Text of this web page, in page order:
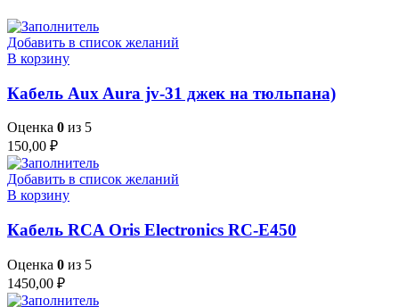
Добавить в список желаний
В корзину
Кабель Aux Aura jv-31 джек на тюльпана)
Оценка 0 из 5
150,00 ₽
Добавить в список желаний
В корзину
Кабель RCA Oris Electronics RC-E450
Оценка 0 из 5
1450,00 ₽